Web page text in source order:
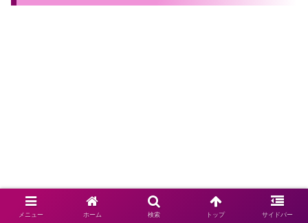
メニュー ホーム 検索 トップ サイドバー